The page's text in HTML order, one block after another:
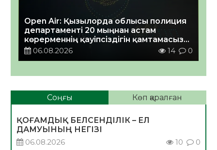
Open Air: Қызылорда облысы полиция
департаменті 20 мыңнан астам
көрерменнің қауіпсіздігін қамтамасыз
етті06.08.2026 14 0
Соңғы Көп қаралған
ҚОҒАМДЫҚ БЕЛСЕНДІЛІК – ЕЛ
ДАМУЫНЫҢ НЕГІЗІ
06.08.2026
10 0